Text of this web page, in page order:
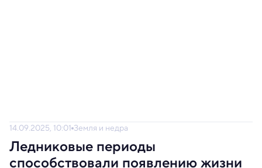
14.09.2025, 10:01 Земля и недра
Ледниковые периоды
способствовали появлению жизни